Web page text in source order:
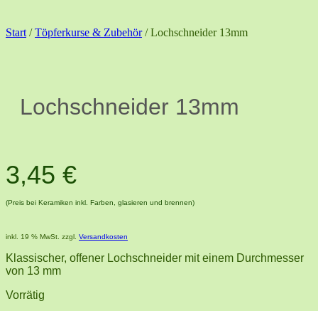
Start /Töpferkurse & Zubehör/ Lochschneider 13mm
Lochschneider 13mm
3,45 €
(Preis bei Keramiken inkl. Farben, glasieren und brennen)
inkl. 19 % MwSt. zzgl. Versandkosten
Klassischer, offener Lochschneider mit einem Durchmesser
von 13 mm
Vorrätig